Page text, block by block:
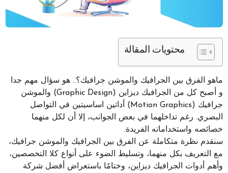
محتويات المقالة
ماهو الفرق بين الجرافيك والموشن جرافيك؟.. هو سؤال مهم جدا
و أصبح كل من الجرافيك ديزاين (Graphic Design) والموشن
جرافيك (Motion Graphics) أداتين اساسيتين في التواصل
البصري. رغم تداخلهما في بعض الجوانب، إلا أن لكل منهما
خصائصه واستخداماته الفريدة.
سنقدم نظرة متكاملة عن الفرق بين الجرافيك والموشن جرافيك،
مع التعريف بكل منهما، وتسليط الضوء على أنواع كلا التخصصين،
وأهم أدوات الجرافيك ديزاين، وختامًا باستعراض أفضل شركة